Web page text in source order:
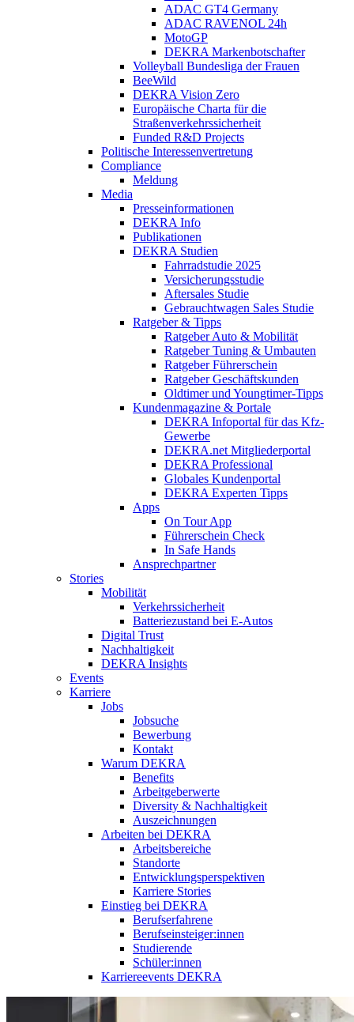
ADAC GT4 Germany
ADAC RAVENOL 24h
MotoGP
DEKRA Markenbotschafter
Volleyball Bundesliga der Frauen
BeeWild
DEKRA Vision Zero
Europäische Charta für die
Straßenverkehrssicherheit
Funded R&D Projects
Politische Interessenvertretung
Compliance
Meldung
Media
Presseinformationen
DEKRA Info
Publikationen
DEKRA Studien
Fahrradstudie 2025
Versicherungsstudie
Aftersales Studie
Gebrauchtwagen Sales Studie
Ratgeber & Tipps
Ratgeber Auto & Mobilität
Ratgeber Tuning & Umbauten
Ratgeber Führerschein
Ratgeber Geschäftskunden
Oldtimer und Youngtimer-Tipps
Kundenmagazine & Portale
DEKRA Infoportal für das Kfz-
Gewerbe
DEKRA.net Mitgliederportal
DEKRA Professional
Globales Kundenportal
DEKRA Experten Tipps
Apps
On Tour App
Führerschein Check
In Safe Hands
Ansprechpartner
Stories
Mobilität
Verkehrssicherheit
Batteriezustand bei E-Autos
Digital Trust
Nachhaltigkeit
DEKRA Insights
Events
Karriere
Jobs
Jobsuche
Bewerbung
Kontakt
Warum DEKRA
Benefits
Arbeitgeberwerte
Diversity & Nachhaltigkeit
Auszeichnungen
Arbeiten bei DEKRA
Arbeitsbereiche
Standorte
Entwicklungsperspektiven
Karriere Stories
Einstieg bei DEKRA
Berufserfahrene
Berufseinsteiger:innen
Studierende
Schüler:innen
Karriereevents DEKRA